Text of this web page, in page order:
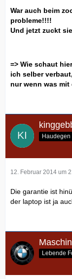
War auch beim
probleme!!!!
Und jetzt zuckt
=> Wie schaut
ich selber
nur wenn was mit
Haudegen
12. Februar 2014 um
Die garantie ist
der laptop ist ja
Lebende